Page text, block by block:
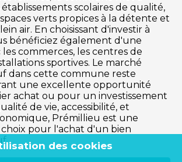
scolaires de qualité,
verts propices à la détente et
air. En choisissant d'investir à
bénéficiez également d'une
commerces, les centres de
sportives. Le marché
dans cette commune reste
une excellente opportunité
achat ou pour un investissement
de vie, accessibilité, et
Prémillieu est une
pour l'achat d'un bien
des cookies